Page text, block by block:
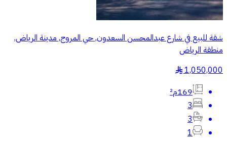
شقة للبيع في شارع عبدالمحسن السعدون, حي المروج, مدينة الرياض,
منطقة الرياض
1,050,000
§
169م²
3
3
1